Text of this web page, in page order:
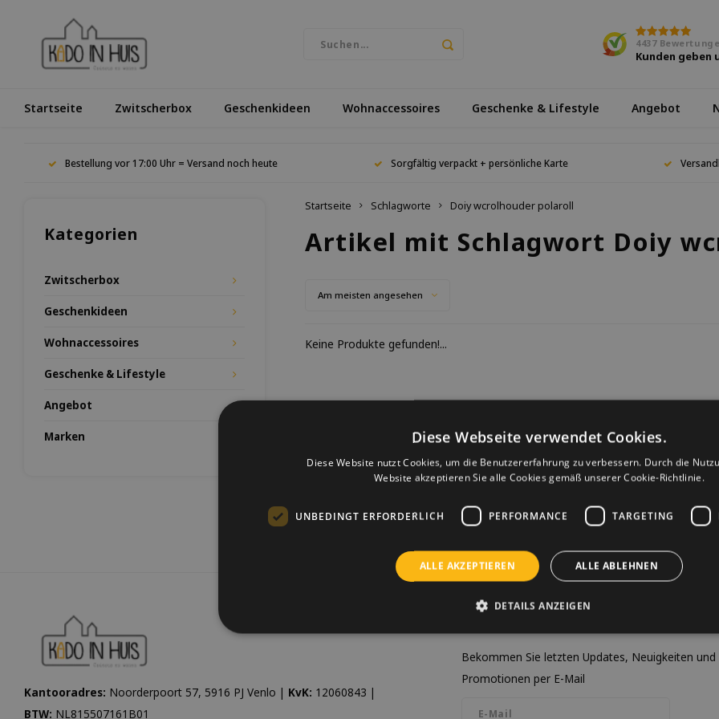
4437
Kunden geben
Startseite Zwitscherbox Geschenkideen Wohnaccessoires Geschenke & Lifestyle Angebot
Bestellung vor 17:00 Uhr = Versand noch heute Sorgfältig verpackt + persönliche Karte
Kategorien
Zwitscherbox
Geschenkideen
Wohnaccessoires
Geschenke & Lifestyle
Angebot
Marken
Startseite Schlagworte Doiy wcrolhouder polaroll
Artikel mit Schlagwort Doiy
Am meisten angesehen
Keine Produkte gefunden!...
Kantooradres: Noorderpoort 57, 5916 PJ Venlo | KvK: 12060843 |
BTW: NL815507161B01
Bekommen Sie letzten Updates, Neuigkeiten und
Promotionen per E-Mail
Diese Webseite verwendet Cookies.
Diese Website nutzt Cookies, um die Benutzererfahrung zu verbessern. Durch die
Website akzeptieren Sie alle Cookies gemäß unserer Cookie-Richtlinie.
UNBEDINGT ERFORDERLICH PERFORMANCE TARGETING
ALLE AKZEPTIEREN ALLE ABLEHNEN
DETAILS ANZEIGEN